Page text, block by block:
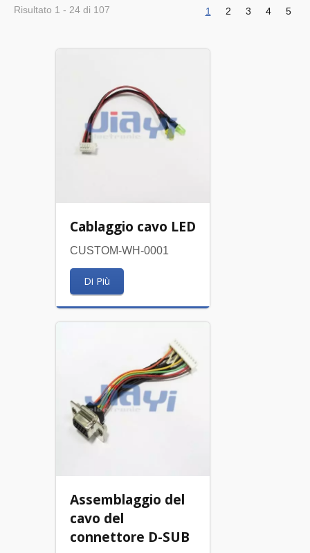
Risultato 1 - 24 di 107 1 2 3 4 5
Cablaggio cavo LED
CUSTOM-WH-0001
Di Più
Assemblaggio del
cavo del
connettore D-SUB